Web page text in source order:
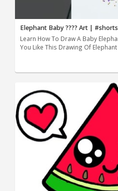
Elephant Baby ???? Art |
Learn How To Draw A Baby
You Like This Drawing Of